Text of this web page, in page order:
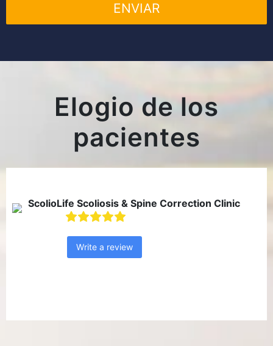
ENVIAR
Elogio de los
pacientes
ScolioLife Scoliosis & Spine Correction Clinic
Write a review